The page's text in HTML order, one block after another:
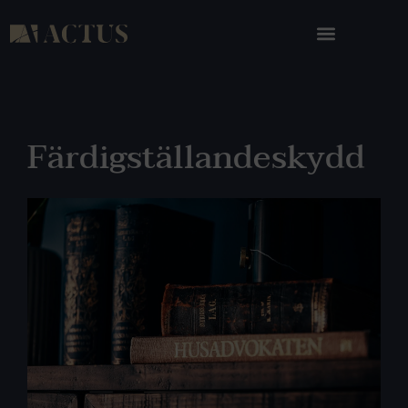
Färdigställandeskydd